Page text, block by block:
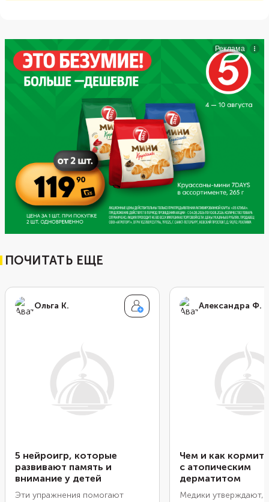
ПОЧИТАТЬ ЕЩЕ
Ольга К.
5 нейроигр, которые
развивают память и
внимание у детей
Эти упражнения помогают
Александра Ф.
Чем и как
с атопическим
дерматитом
Медики утверждают,